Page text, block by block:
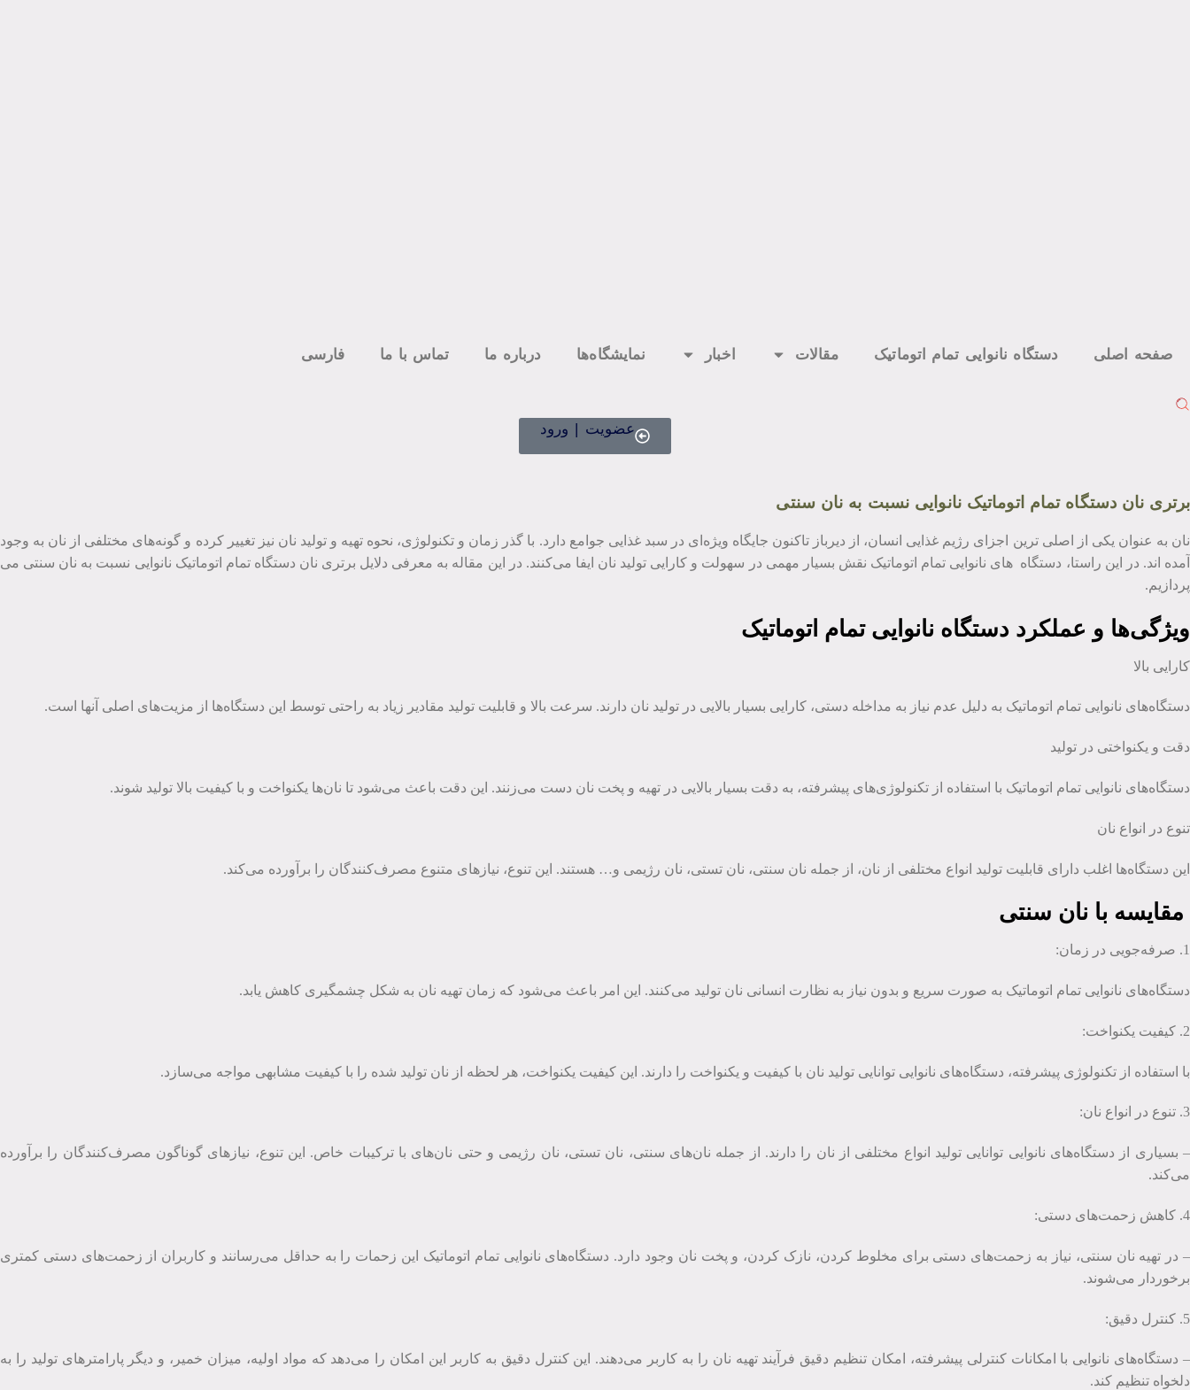
صفحه اصلی دستگاه نانوایی تمام اتوماتیک مقالات اخبار نمایشگاه‌ها درباره ما تماس با ما فارسی
عضویت | ورود
برتری نان دستگاه تمام اتوماتیک نانوایی نسبت به نان سنتی
نان به عنوان یکی از اصلی ‌ترین اجزای رژیم غذایی انسان، از دیرباز تاکنون جایگاه ویژه‌ای در سبد غذایی جوامع دارد. با گذر زمان و تکنولوژی، نحوه تهیه و تولید نان نیز تغییر کرده و گونه‌های مختلفی از نان به وجود
آمده ‌اند. در این راستا، دستگاه‌ های نانوایی تمام اتوماتیک نقش بسیار مهمی در سهولت و کارایی تولید نان ایفا می‌کنند. در این مقاله به معرفی دلایل برتری نان دستگاه تمام اتوماتیک نانوایی نسبت به نان سنتی می
پردازیم.
ویژگی‌ها و عملکرد دستگاه نانوایی تمام اتوماتیک
کارایی بالا
دستگاه‌های نانوایی تمام اتوماتیک به دلیل عدم نیاز به مداخله دستی، کارایی بسیار بالایی در تولید نان دارند. سرعت بالا و قابلیت تولید مقادیر زیاد به راحتی توسط این دستگاه‌ها از مزیت‌های اصلی آنها است.
دقت و یکنواختی در تولید
دستگاه‌های نانوایی تمام اتوماتیک با استفاده از تکنولوژی‌های پیشرفته، به دقت بسیار بالایی در تهیه و پخت نان دست می‌زنند. این دقت باعث می‌شود تا نان‌ها یکنواخت و با کیفیت بالا تولید شوند.
تنوع در انواع نان
این دستگاه‌ها اغلب دارای قابلیت تولید انواع مختلفی از نان، از جمله نان سنتی، نان تستی، نان رژیمی و… هستند. این تنوع، نیازهای متنوع مصرف‌کنندگان را برآورده می‌کند.
مقایسه با نان سنتی
1. صرفه‌جویی در زمان:
دستگاه‌های نانوایی تمام اتوماتیک به صورت سریع و بدون نیاز به نظارت انسانی نان تولید می‌کنند. این امر باعث می‌شود که زمان تهیه نان به شکل چشمگیری کاهش یابد.
2. کیفیت یکنواخت:
با استفاده از تکنولوژی پیشرفته، دستگاه‌های نانوایی توانایی تولید نان با کیفیت و یکنواخت را دارند. این کیفیت یکنواخت، هر لحظه از نان تولید شده را با کیفیت مشابهی مواجه می‌سازد.
3. تنوع در انواع نان:
– بسیاری از دستگاه‌های نانوایی توانایی تولید انواع مختلفی از نان را دارند. از جمله نان‌های سنتی، نان تستی، نان رژیمی و حتی نان‌های با ترکیبات خاص. این تنوع، نیازهای گوناگون مصرف‌کنندگان را برآورده
می‌کند.
4. کاهش زحمت‌های دستی:
– در تهیه نان سنتی، نیاز به زحمت‌های دستی برای مخلوط کردن، نازک کردن، و پخت نان وجود دارد. دستگاه‌های نانوایی تمام اتوماتیک این زحمات را به حداقل می‌رسانند و کاربران از زحمت‌های دستی کمتری
برخوردار می‌شوند.
5. کنترل دقیق:
– دستگاه‌های نانوایی با امکانات کنترلی پیشرفته، امکان تنظیم دقیق فرآیند تهیه نان را به کاربر می‌دهند. این کنترل دقیق به کاربر این امکان را می‌دهد که مواد اولیه، میزان خمیر، و دیگر پارامترهای تولید را به
دلخواه تنظیم کند.